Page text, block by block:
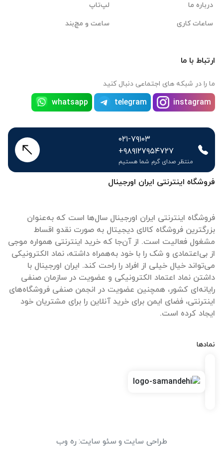
فروشگاه اینترنتی ایران اورجینال
فروشگاه اینترنتی ایران اورجینال سال‌ها است که به‌عنوان
بزرگترین فروشگاه کالای دیجیتال به صورت نقدو اقساط
مشغول فعالیت است. از آن‌جا که خرید اینترنتی همواره موجی
از بی‌اعتمادی و شک را با خود به‌همراه داشته، نماد الکترونیکی
می‌تواند خیال خیلی از افراد را راحت کند. ایران اورجینال با
داشتن نماد اعتماد الکترونیکی و عضویت در سازمان صنفی
رایانه‌ای کشور، همچنین عضویت در انجمن صنفی فروشگاه‌های
اینترنتی، فضای ایمن برای خرید آنلاین را برای مشتریان خود
ایجاد کرده است.
نمادها
درباره ما
ساعات کاری
لپ‌تاپ
ساعت و مچ‌بند
ارتباط با ما
ما را در شبکه های اجتماعی دنبال کنید
instagram
telegram
whatsapp
۰۲۱-۷۹۱۰۳
+۹۸۹۱۲۷۹۵۴۷۲۷
منتظر صدای گرم شما هستیم
طراحی سایت و سئو سایت: ره وب